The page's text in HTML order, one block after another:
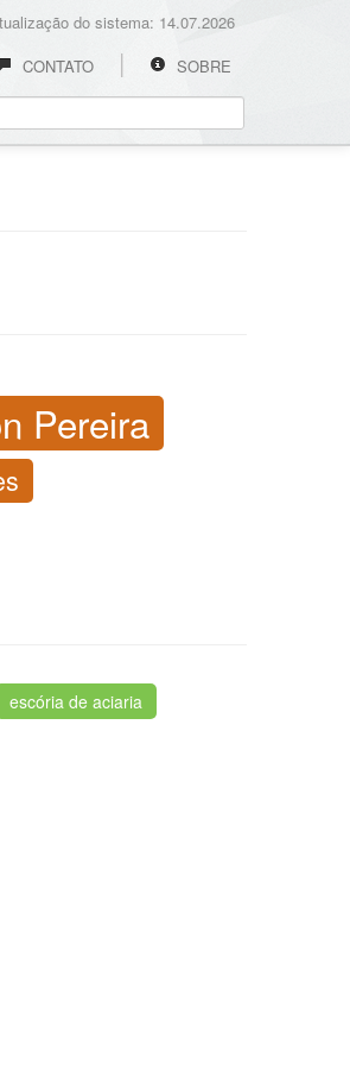
do sistema: 14.07.2026
CONTATO SOBRE
Pereira
escória de aciaria